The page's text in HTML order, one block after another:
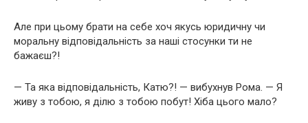
Але при цьому брати на себе хоч якусь юридичну чи
моральну відповідальність за наші стосунки ти не
бажаєш?!
— Та яка відповідальність, Катю?! — вибухнув Рома. — Я
живу з тобою, я ділю з тобою побут! Хіба цього мало?